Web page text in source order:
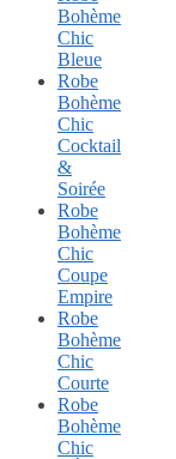
Bohème
Chic
Bleue
Robe
Bohème
Chic
Cocktail
&
Soirée
Robe
Bohème
Chic
Coupe
Empire
Robe
Bohème
Chic
Courte
Robe
Bohème
Chic